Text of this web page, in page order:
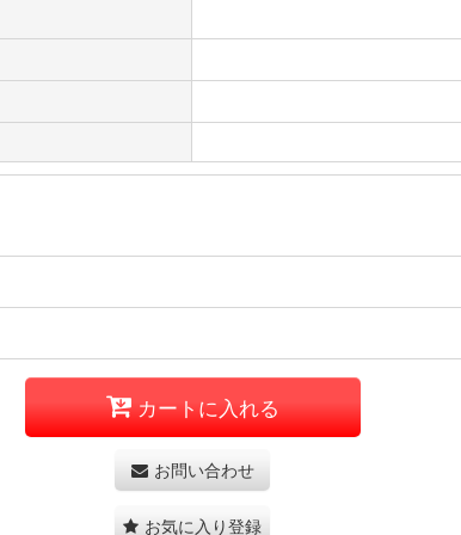
カートに入れる
お問い合わせ
お気に入り登録